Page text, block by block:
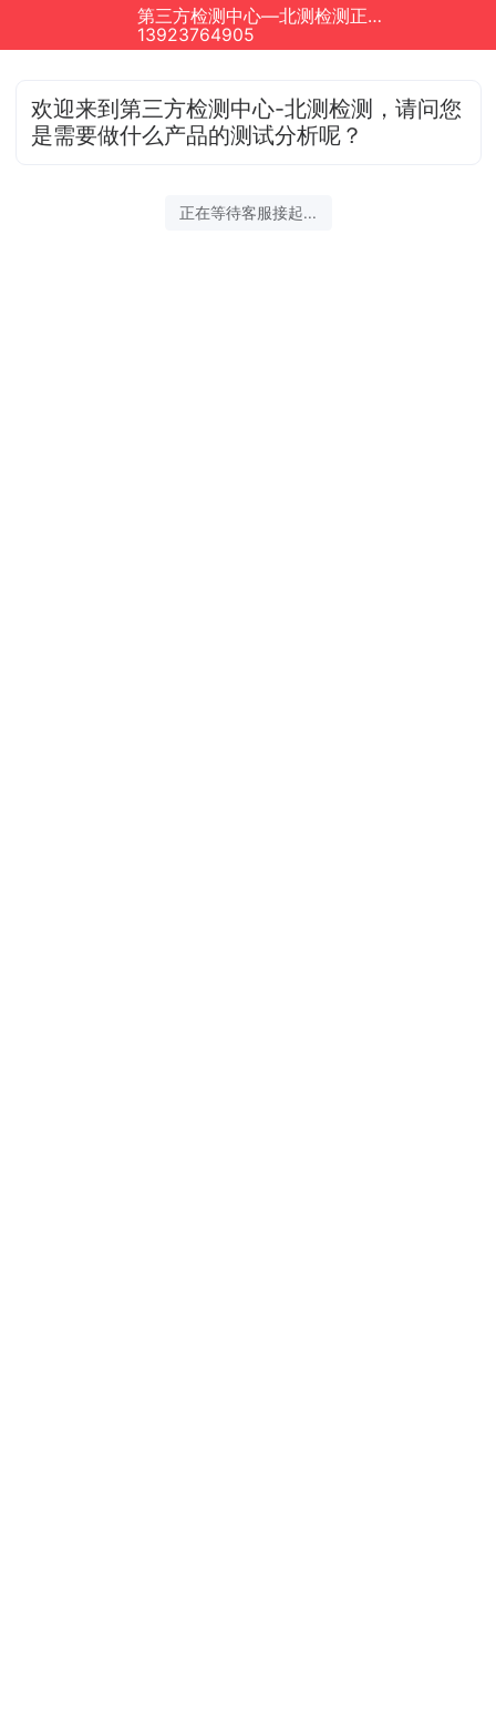
第三方检测中心—北测检测正在为您服务
13923764905
欢迎来到第三方检测中心-北测检测，请问您
是需要做什么产品的测试分析呢？
正在等待客服接起...